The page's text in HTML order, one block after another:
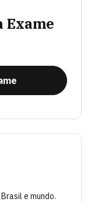
Exame
e mundo.